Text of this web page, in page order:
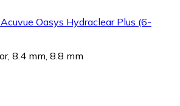
Oasys Hydraclear Plus (6-
8.4 mm, 8.8 mm